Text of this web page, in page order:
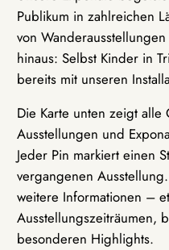
Publikum in zahlreichen
von
hinaus: Selbst Kinder in
bereits mit unseren
Die Karte unten zeigt
Ausstellungen und
Jeder Pin markiert einen
vergangenen
weitere Informationen –
Ausstellungszeiträumen,
besonderen Highlights.